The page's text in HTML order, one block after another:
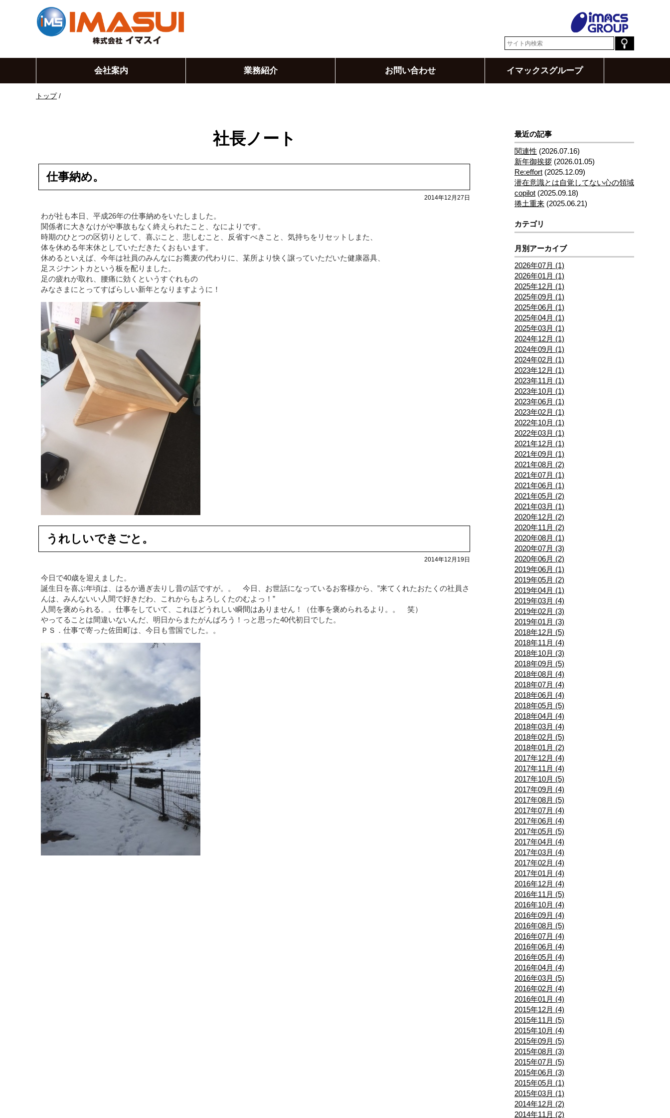
このページの本文へ
会社案内 業務紹介 お問い合わせ イマックスグループ
現
トップ/
社長ノート
仕事納め。
2014年12月27日
わが社も本日、平成26年の仕事納めをいたしました。
関係者に大きなけがや事故もなく終えられたこと、なによりです。
時期のひとつの区切りとして、喜ぶこと、悲しむこと、反省すべきこと、気持ちをリセットしまた、
体を休める年末休としていただきたくおもいます。
休めるといえば、今年は社員のみんなにお蕎麦の代わりに、某所より快く譲っていただいた健康器具、
足スジナントカという板を配りました。
足の疲れが取れ、腰痛に効くというすぐれもの
みなさまにとってすばらしい新年となりますように！
うれしいできごと。
2014年12月19日
今日で40歳を迎えました。
誕生日を喜ぶ年頃は、はるか過ぎ去りし昔の話ですが。。 今日、お世話になっているお客様から、”来てくれたおたくの社員さ
んは、みんないい人間で好きだわ、これからもよろしくたのむよっ！”
人間を褒められる。。仕事をしていて、これほどうれしい瞬間はありません！（仕事を褒められるより。。 笑）
やってることは間違いないんだ、明日からまたがんばろう！っと思った40代初日でした。
ＰＳ．仕事で寄った佐田町は、今日も雪国でした。。
最近の記事
関連性 (2026.07.16)
新年御挨拶 (2026.01.05)
Re:effort (2025.12.09)
潜在意識とは自覚してない心の領域
copilot (2025.09.18)
捲土重来 (2025.06.21)
カテゴリ
月別アーカイブ
2026年07月 (1)
2026年01月 (1)
2025年12月 (1)
2025年09月 (1)
2025年06月 (1)
2025年04月 (1)
2025年03月 (1)
2024年12月 (1)
2024年09月 (1)
2024年02月 (1)
2023年12月 (1)
2023年11月 (1)
2023年10月 (1)
2023年06月 (1)
2023年02月 (1)
2022年10月 (1)
2022年03月 (1)
2021年12月 (1)
2021年09月 (1)
2021年08月 (2)
2021年07月 (1)
2021年06月 (1)
2021年05月 (2)
2021年03月 (1)
2020年12月 (2)
2020年11月 (2)
2020年08月 (1)
2020年07月 (3)
2020年06月 (2)
2019年06月 (1)
2019年05月 (2)
2019年04月 (1)
2019年03月 (4)
2019年02月 (3)
2019年01月 (3)
2018年12月 (5)
2018年11月 (4)
2018年10月 (3)
2018年09月 (5)
2018年08月 (4)
2018年07月 (4)
2018年06月 (4)
2018年05月 (5)
2018年04月 (4)
2018年03月 (4)
2018年02月 (5)
2018年01月 (2)
2017年12月 (4)
2017年11月 (4)
2017年10月 (5)
2017年09月 (4)
2017年08月 (5)
2017年07月 (4)
2017年06月 (4)
2017年05月 (5)
2017年04月 (4)
2017年03月 (4)
2017年02月 (4)
2017年01月 (4)
2016年12月 (4)
2016年11月 (5)
2016年10月 (4)
2016年09月 (4)
2016年08月 (5)
2016年07月 (4)
2016年06月 (4)
2016年05月 (4)
2016年04月 (4)
2016年03月 (5)
2016年02月 (4)
2016年01月 (4)
2015年12月 (4)
2015年11月 (5)
2015年10月 (4)
2015年09月 (5)
2015年08月 (3)
2015年07月 (5)
2015年06月 (3)
2015年05月 (1)
2015年03月 (1)
2014年12月 (2)
2014年11月 (2)